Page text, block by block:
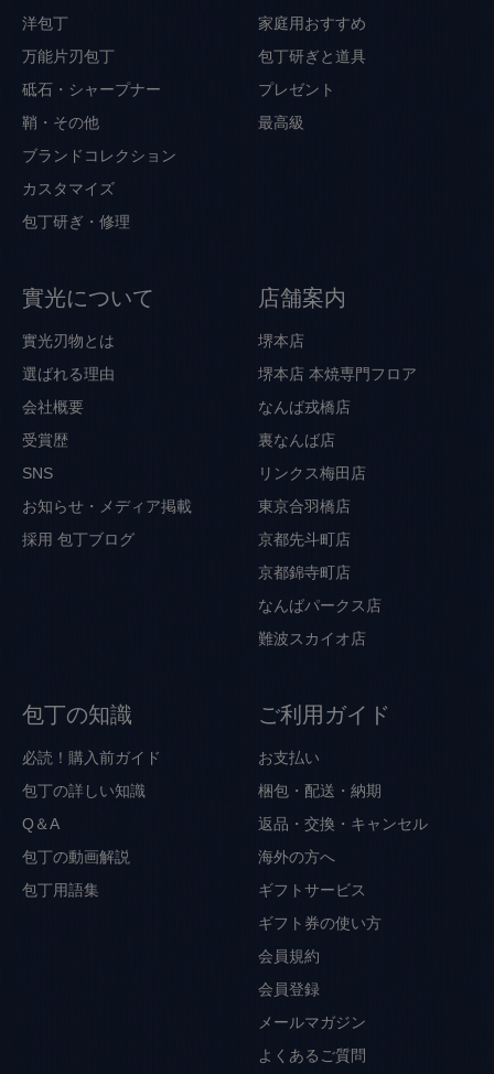
洋包丁
万能片刃包丁
砥石・シャープナー
鞘・その他
ブランドコレクション
カスタマイズ
包丁研ぎ・修理
家庭用おすすめ
包丁研ぎと道具
プレゼント
最高級
實光について
實光刃物とは
選ばれる理由
会社概要
受賞歴
SNS
お知らせ・メディア掲載
採用 包丁ブログ
店舗案内
堺本店
堺本店 本焼専門フロア
なんば戎橋店
裏なんば店
リンクス梅田店
東京合羽橋店
京都先斗町店
京都錦寺町店
なんばパークス店
難波スカイオ店
包丁の知識
必読！購入前ガイド
包丁の詳しい知識
Q＆A
包丁の動画解説
包丁用語集
ご利用ガイド
お支払い
梱包・配送・納期
返品・交換・キャンセル
海外の方へ
ギフトサービス
ギフト券の使い方
会員規約
会員登録
メールマガジン
よくあるご質問